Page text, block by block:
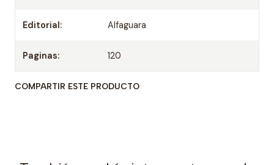
Editorial: Alfaguara
Paginas: 120
COMPARTIR ESTE PRODUCTO